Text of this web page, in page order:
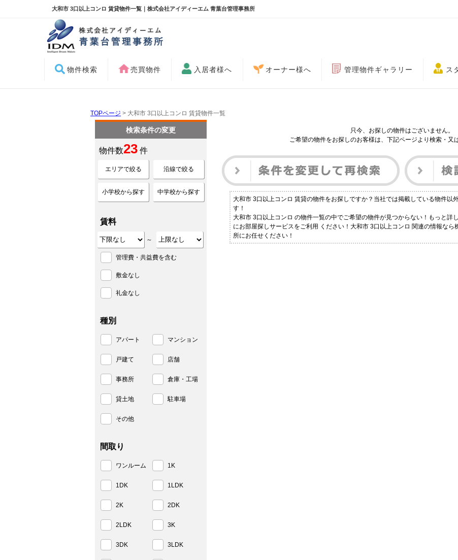
大和市 3口以上コンロ 賃貸物件一覧｜株式会社アイディーエム 青葉台管理事務所
物件検索 売買物件 入居者様へ オーナー様へ 管理物件ギャラリー ス
TOPページ > 大和市 3口以上コンロ 賃貸物件一覧
只今、お探しの物件はございません。
ご希望の物件をお探しのお客様は、下記ページより検索・又
大和市 3口以上コンロ 賃貸の物件をお探しですか？当社では掲載している物件以
す！
大和市 3口以上コンロ の物件一覧の中でご希望の物件が見つからない！もっと詳
にお部屋探しサービスをご利用 ください！大和市 3口以上コンロ 関連の情報な
所にお任せください！
検索条件の変更
物件数23 件
エリアで絞る 沿線で絞る
小学校から探す 中学校から探す
賃料
～
管理費・共益費を含む
敷金なし
礼金なし
種別
アパート マンション
戸建て 店舗
事務所 倉庫・工場
貸土地 駐車場
その他
間取り
ワンルーム 1K
1DK 1LDK
2K 2DK
2LDK 3K
3DK 3LDK